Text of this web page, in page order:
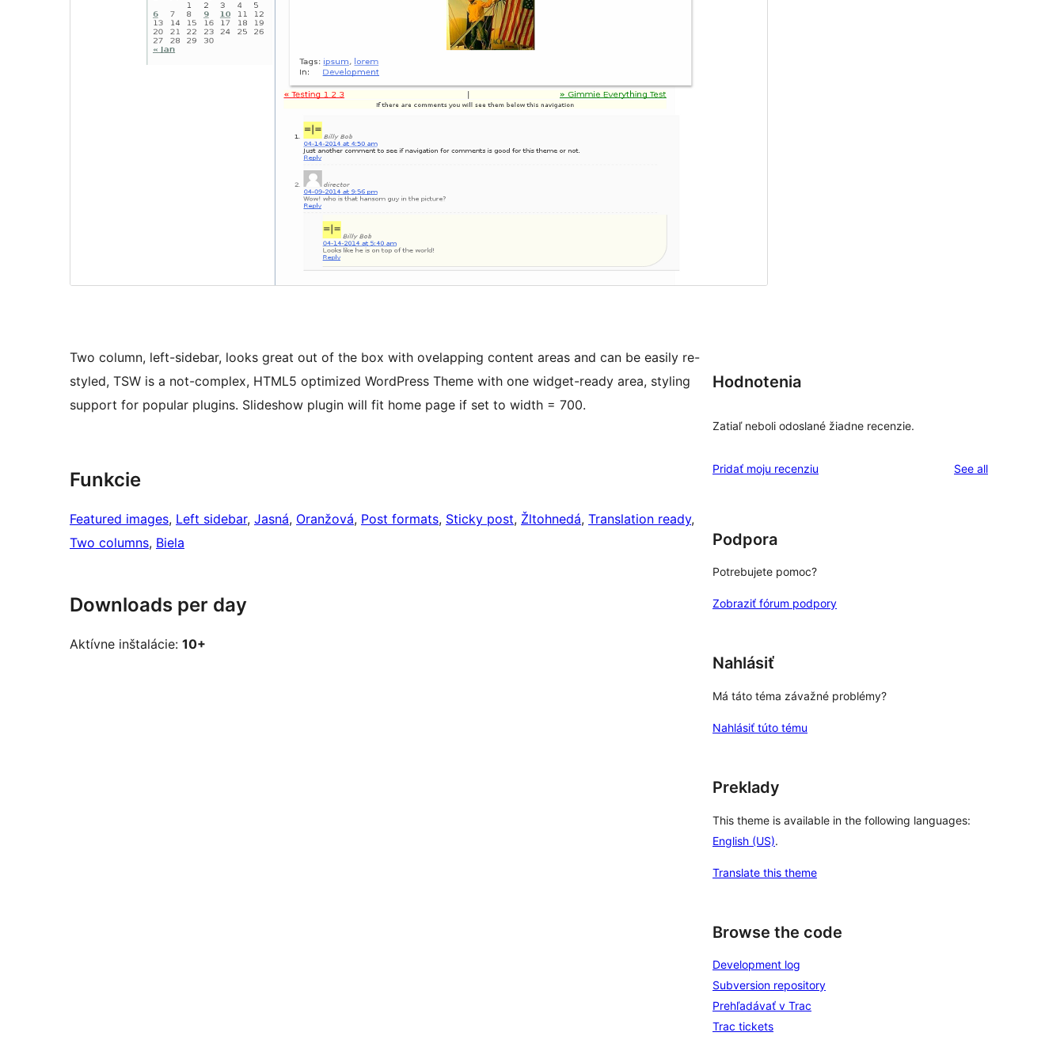
Two column, left-sidebar, looks great out of the box with ovelapping content areas and can be easily re-
styled, TSW is a not-complex, HTML5 optimized WordPress Theme with one widget-ready area, styling
support for popular plugins. Slideshow plugin will fit home page if set to width = 700.
Funkcie
Featured images, Left sidebar, Jasná, Oranžová, Post formats, Sticky post, Žltohnedá, Translation ready
Two columns, Biela
Downloads per day
Aktívne inštalácie: 10+
Hodnotenia
Zatiaľ neboli odoslané žiadne recenzie.
Pridať moju recenziu See allreviews
Podpora
Potrebujete pomoc?
Zobraziť fórum podpory
Nahlásiť
Má táto téma závažné problémy?
Nahlásiť túto tému
Preklady
This theme is available in the following languages:
English (US).
Translate this theme
Browse the code
Development log
Subversion repository
Prehľadávať v Trac
Trac tickets